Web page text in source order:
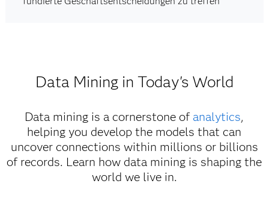
Data Mining in Today's World
Data mining is a cornerstone of analytics,
helping you develop the models that can
uncover connections within millions or billions
of records. Learn how data mining is shaping the
world we live in.